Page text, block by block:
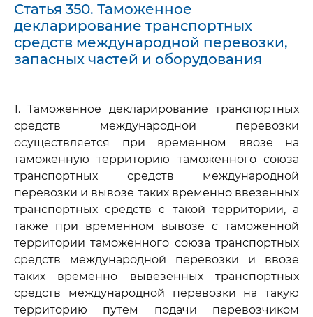
Статья 350. Таможенное
декларирование транспортных
средств международной перевозки,
запасных частей и оборудования
1. Таможенное декларирование транспортных
средств международной перевозки
осуществляется при временном ввозе на
таможенную территорию таможенного союза
транспортных средств международной
перевозки и вывозе таких временно ввезенных
транспортных средств с такой территории, а
также при временном вывозе с таможенной
территории таможенного союза транспортных
средств международной перевозки и ввозе
таких временно вывезенных транспортных
средств международной перевозки на такую
территорию путем подачи перевозчиком